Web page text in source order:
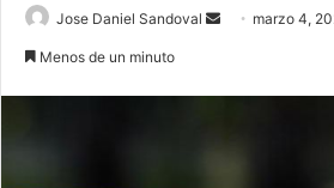
Jose Daniel Sandoval
Send marzo 4,
Menos de un minuto